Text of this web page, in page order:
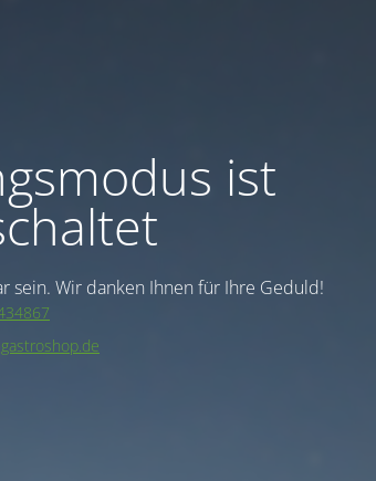
ist
sein. Wir danken Ihnen für Ihre Geduld!